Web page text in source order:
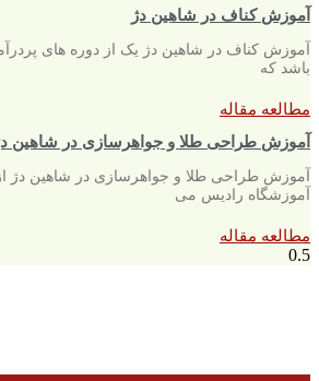
آموزش کناف در شاهین دژ
آموزش کناف در شاهین دژ یک از دوره های
باشد که
مطالعه مقاله
آموزش طراحی طلا و جواهرسازی در شاهین
آموزش طراحی طلا و جواهرسازی در شاهین دژ
آموزشگاه رادیس می
مطالعه مقاله